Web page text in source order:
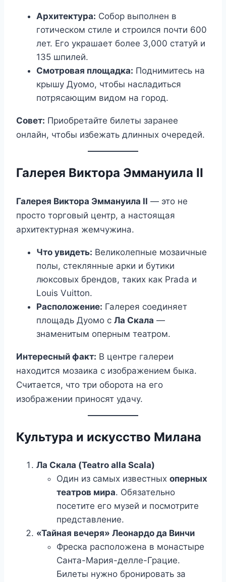
Архитектура: Собор выполнен в
готическом стиле и строился почти 600
лет. Его украшает более 3,000 статуй и
135 шпилей.
Смотровая площадка: Поднимитесь на
крышу Дуомо, чтобы насладиться
потрясающим видом на город.
Совет: Приобретайте билеты заранее
онлайн, чтобы избежать длинных очередей.
Галерея Виктора Эммануила II
Галерея Виктора Эммануила II — это не
просто торговый центр, а настоящая
архитектурная жемчужина.
Что увидеть: Великолепные мозаичные
полы, стеклянные арки и бутики
люксовых брендов, таких как Prada и
Louis Vuitton.
Расположение: Галерея соединяет
площадь Дуомо с Ла Скала —
знаменитым оперным театром.
Интересный факт: В центре галереи
находится мозаика с изображением быка.
Считается, что три оборота на его
изображении приносят удачу.
Культура и искусство Милана
Ла Скала (Teatro alla Scala)
Один из самых известных оперных
театров мира. Обязательно
посетите его музей и посмотрите
представление.
«Тайная вечеря» Леонардо да Винчи
Фреска расположена в монастыре
Санта-Мария-делле-Грацие.
Билеты нужно бронировать за